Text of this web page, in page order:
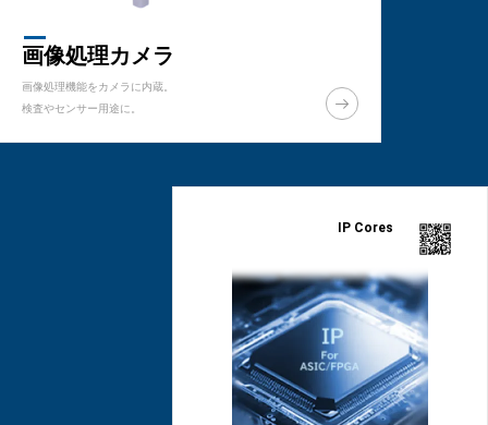
画像処理カメラ
画像処理機能をカメラに内蔵。
検査やセンサー用途に。
IP Cores